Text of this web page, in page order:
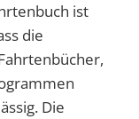
ist
die
Die